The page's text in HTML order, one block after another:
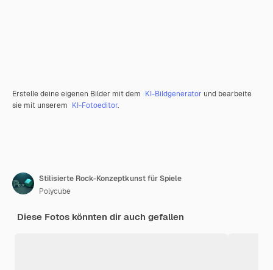
Erstelle deine eigenen Bilder mit dem KI-Bildgenerator und bearbeite
sie mit unserem KI-Fotoeditor.
Stilisierte Rock-Konzeptkunst für Spiele
Polycube
Diese Fotos könnten dir auch gefallen